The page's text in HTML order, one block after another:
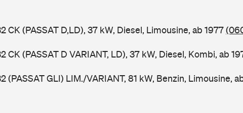
CK (PASSAT D,LD), 37 kW, Diesel, Limousine, ab 1977
CK (PASSAT D VARIANT, LD), 37 kW, Diesel, Kombi, ab
(PASSAT GLI) LIM./VARIANT, 81 kW, Benzin, Limousine,